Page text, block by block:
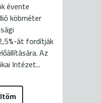
évente
köbméter
át fordítják
Az
Intézet...